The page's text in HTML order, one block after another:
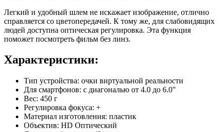
Легкий и удобный шлем не искажает изображение, отлично
справляется со цветопередачей. К тому же, для слабовидящих
людей доступна оптическая регулировка. Эта функция
поможет посмотреть фильм без линз.
Характеристики:
Тип устройства: очки виртуальной реальности
Для смартфонов: с диагональю от 4.0 до 6.0"
Вес: 450 г
Регулировка фокуса: +
Материал изготовления: пластик
Объектив: HD Оптический